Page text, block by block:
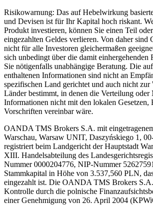
Risikowarnung: Das auf Hebelwirkung
und Devisen ist für Ihr Kapital hoch riskant.
Produkt investieren, können Sie einen Teil
eingezahlten Geldes verlieren. Von daher sind
nicht für alle Investoren gleichermaßen
sich unbedingt über die damit einhergehenden
Sie nötigenfalls unabhängige Beratung. Die
enthaltenen Informationen sind nicht an
spezifischen Land gerichtet und auch nicht zur
Länder bestimmt, in denen die Verteilung oder
Informationen nicht mit den lokalen Gesetzen,
Vorschriften vereinbar wäre.
OANDA TMS Brokers S.A. mit
Warschau, Warsaw UNIT, Daszyńskiego 1,
registriert beim Landgericht der Hauptstadt
XIII. Handelsabteilung des
Nummer 0000204776, NIP-Nummer
Stammkapital in Höhe von 3.537,560 PLN,
eingezahlt ist. Die OANDA TMS Brokers
Kontrolle durch die polnische
einer Genehmigung von 26. April 2004